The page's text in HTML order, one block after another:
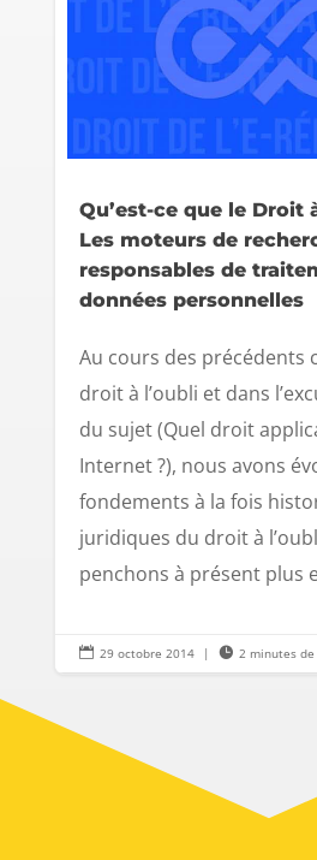
Qu’est-ce que le Droit
Les moteurs de
responsables de
données personnelles
Au cours des précédents
droit à l’oubli et dans
du sujet (Quel droit
Internet ?), nous avons
fondements à la fois
juridiques du droit à
penchons à présent plus
 29 octobre 2014 |  2 minutes